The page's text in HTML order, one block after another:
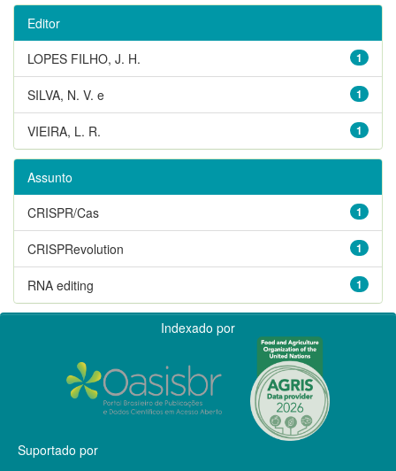
Editor
1
LOPES FILHO, J. H.
1
SILVA, N. V. e
1
VIEIRA, L. R.
Assunto
1
CRISPR/Cas
1
CRISPRevolution
1
RNA editing
Indexado por
Suportado por